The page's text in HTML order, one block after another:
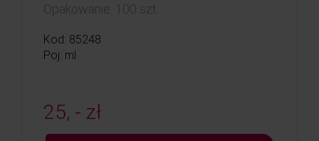
Opakowanie: 100 szt.
Kod: 85248
Poj: ml
25, - zł